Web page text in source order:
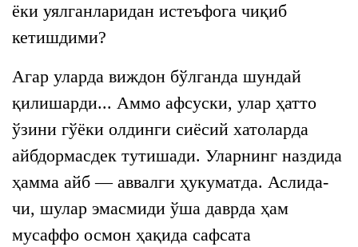
ёки уялганларидан истеъфога чиқиб
кетишдими?
Агар уларда виждон бўлганда шундай
қилишарди... Аммо афсуски, улар ҳатто
ўзини гўёки олдинги сиёсий хатоларда
айбдормасдек тутишади. Уларнинг наздида
ҳамма айб — аввалги ҳукуматда. Аслида-
чи, шулар эмасмиди ўша даврда ҳам
мусаффо осмон ҳақида сафсата